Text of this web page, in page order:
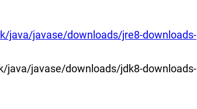
java/javase/downloads/jre8-downloads-
javase/downloads/jdk8-downloads-